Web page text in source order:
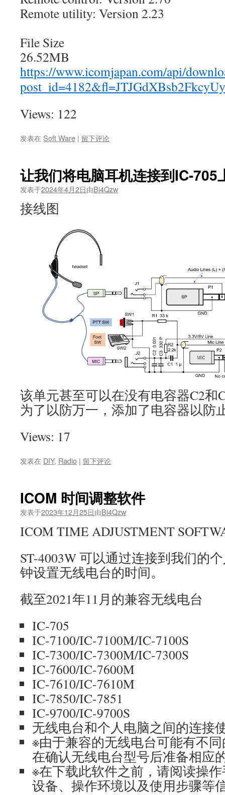
Remote utility: Version 2.23
File Size
26.52MB
https://www.icomjapan.com/api/
Views: 122
发表在 Soft Ware | 留下评论
让我们将电脑耳机连接到IC-705
发表于2024年4月2日由Bi4Qzw
接线图
该单元甚至可以在没有电容器C2和
为了以防万一，添加了电容器以防
Views: 17
发表在 DIY, Radio | 留下评论
ICOM 时间调整软件
发表于2023年12月25日由Bi4Qzw
ICOM TIME ADJUSTMENT
ST-4003W 可以通过连接到我们的
钟设置无线电台的时间。
截至2021年11月的兼容无线电台
IC-705
IC-7100/IC-7100M/IC-7100S
IC-7300/IC-7300M/IC-7300S
IC-7600/IC-7600M
IC-7610/IC-7610M
IC-7850/IC-7851
IC-9700/IC-9700S
无线电台和个人电脑之间的连接
※由于兼容的无线电台可能有不
在确认无线电台型号后准备相应
※在下载此软件之前，请阅读操
设备、操作环境以及使用步骤等